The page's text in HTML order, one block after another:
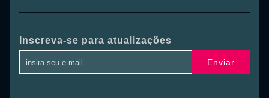
Inscreva-se para atualizações
Enviar